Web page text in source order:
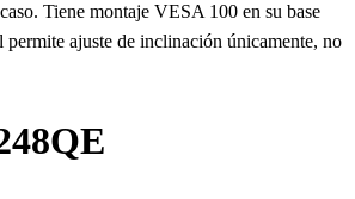
Tiene montaje VESA 100 en su base
ajuste de inclinación únicamente, no